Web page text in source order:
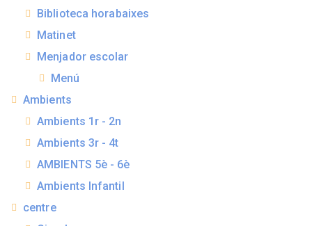
Biblioteca horabaixes
Matinet
Menjador escolar
Menú
Ambients
Ambients 1r - 2n
Ambients 3r - 4t
AMBIENTS 5è - 6è
Ambients Infantil
centre